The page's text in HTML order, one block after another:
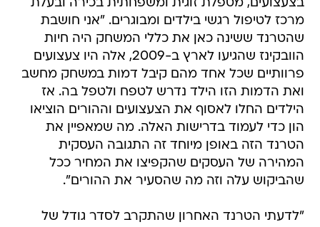
בצעצועים, מטפלת זוגית ומשפחתית בכירה ובעלת
מרכז לטיפול רגשי בילדים ומבוגרים. "אני חושבת
שהטרנד ששינה כאן את כללי המשחק היה חיות
הוובקינז שהגיעו לארץ ב-2009, אלה היו צעצועים
פרוותיים שכל אחד מהם קיבל דמות במשחק מחשב
ואת הדמות הזו הילד נדרש לטפח ולטפל בה. אז
הילדים החלו לאסוף את הצעצועים וההורים הוציאו
הון כדי לעמוד בדרישות האלה. מה שמאפיין את
הטרנד הזה באופן מיוחד זה התגובה העסקית
המהירה של העסקים שהקפיצו את המחיר ככל
שהביקוש עלה וזה מה שהסעיר את ההורים".
"לדעתי הטרנד האחרון שהתקרב לסדר גודל של